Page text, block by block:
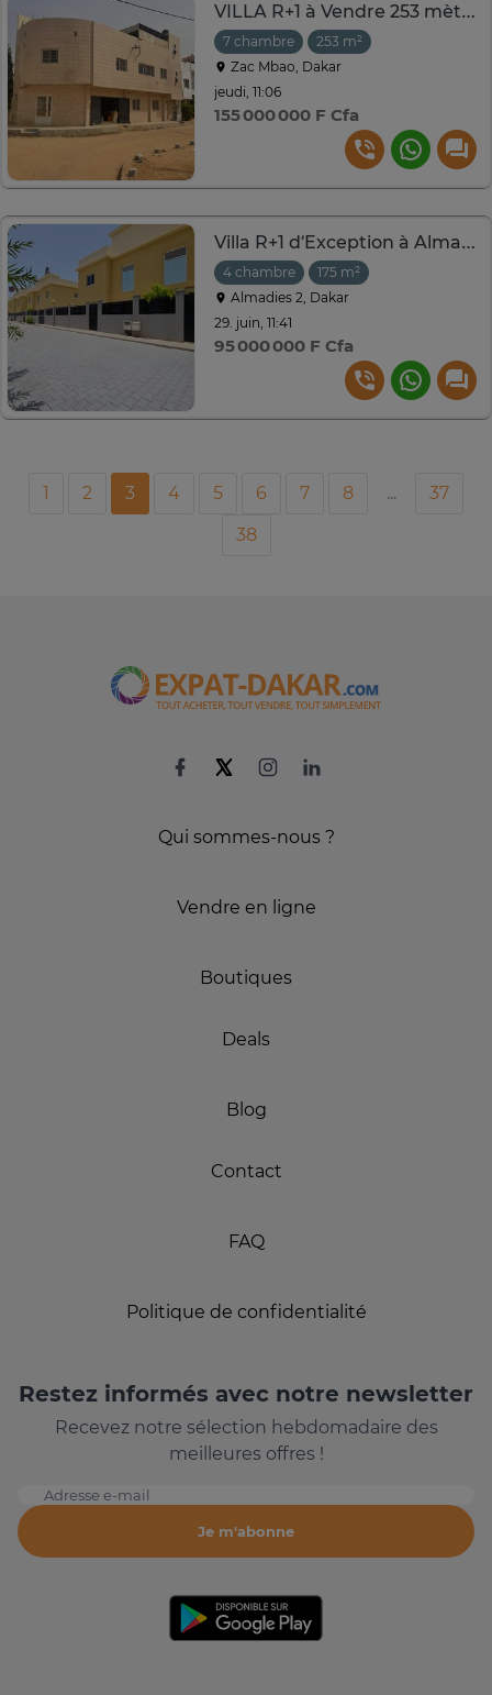
VILLA R+1 à Vendre 253 mètre carré Cité Al bazar Zac mbaw
7 chambre
253 m²
Zac Mbao, Dakar
jeudi, 11:06
155 000 000 F Cfa
Villa R+1 d’Exception à Almadies 2 à vendre
4 chambre
175 m²
Almadies 2, Dakar
29. juin, 11:41
95 000 000 F Cfa
1 2 3 4 5 6 7 8 ...
37
38
Qui sommes-nous ?
Vendre en ligne
Boutiques
Deals
Blog
Contact
FAQ
Politique de confidentialité
Restez informés avec notre newsletter
Recevez notre sélection hebdomadaire des
meilleures offres !
Adresse e-mail
Je m'abonne